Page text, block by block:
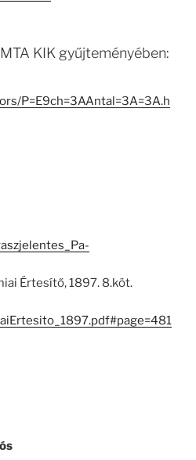
KIK gyűjteményében:
P=E9ch=3AAntal=3A=3A.h
Értesítő, 1897. 8.köt.